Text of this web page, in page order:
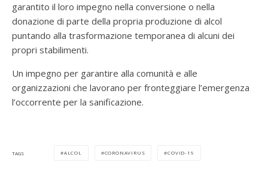
garantito il loro impegno nella conversione o nella
donazione di parte della propria produzione di alcol
puntando alla trasformazione temporanea di alcuni dei
propri stabilimenti.
Un impegno per garantire alla comunità e alle
organizzazioni che lavorano per fronteggiare l’emergenza
l’occorrente per la sanificazione.
TAGS ALCOL CORONAVIRUS COVID-19